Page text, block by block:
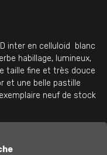
inter en celluloid blanc
habillage, lumineux,
taille fine et très douce
et une belle pastille
neuf de stock